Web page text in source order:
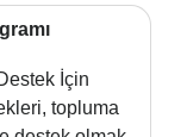
İçin
topluma